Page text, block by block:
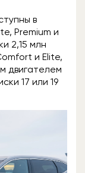
в
Premium и
2,15 млн
и Elite,
двигателем
17 или 19